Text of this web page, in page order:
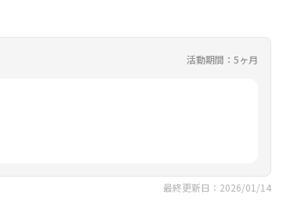
活動期間：5ヶ月
最終更新日：2026/01/14